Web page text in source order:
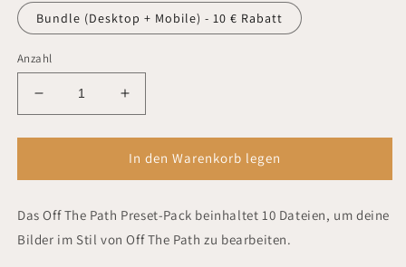
Bundle (Desktop + Mobile) - 10 € Rabatt
Anzahl
Verringere
die
Menge
Off
Path
Presets
Erhöhe
die
Menge
für
Off
Path
Presets
In den Warenkorb legen
Das Off The Path Preset-Pack beinhaltet 10 Dateien, um deine
Bilder im Stil von Off The Path zu bearbeiten.